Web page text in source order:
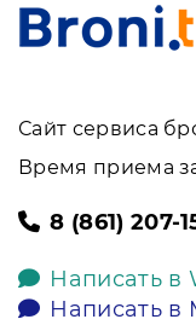
Сайт сервиса
Время приема
8 (861) 207-
Написать в
Написать в